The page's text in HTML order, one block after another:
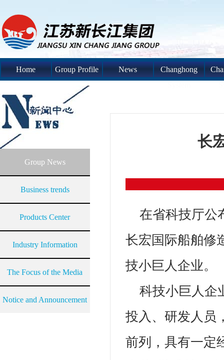
Home Group Profile News
Changhong
Group News
Business trends
Products Center
Industry Information
The Focus of the Media
Notice and Announcement
长
在省科技厅公
长宏国际船舶修
技小巨人企业。
科技小巨人企
投入、研发人员
前列，具有一定